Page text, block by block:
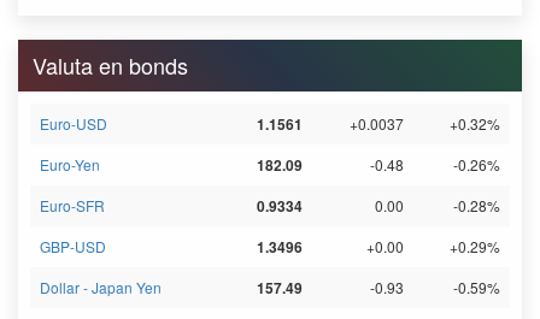
Valuta en bonds
Euro-USD 1.1561 +0.0037
+0.32%
Euro-Yen
182.09 -0.48
-0.26%
Euro-SFR
0.9334 0.00
-0.28%
GBP-USD
1.3496 +0.00
+0.29%
Dollar - Japan Yen
157.49 -0.93
-0.59%